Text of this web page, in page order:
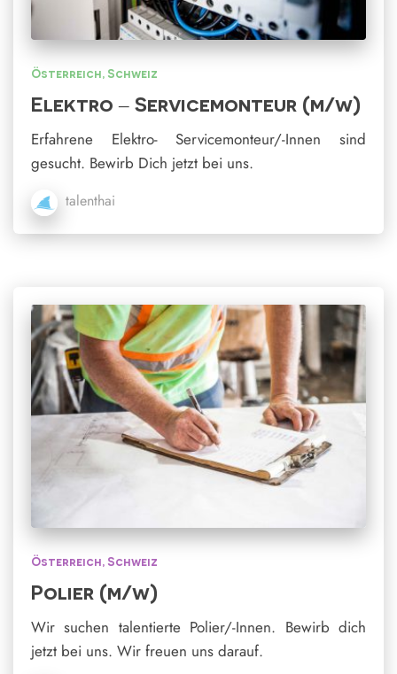
Österreich Schweiz
Elektro – Servicemonteur (m/w)
Erfahrene Elektro- Servicemonteur/-Innen sind
gesucht. Bewirb Dich jetzt bei uns.
talenthai
Österreich Schweiz
Polier (m/w)
Wir suchen talentierte Polier/-Innen. Bewirb dich
jetzt bei uns. Wir freuen uns darauf.